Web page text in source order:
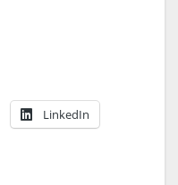
LinkedIn